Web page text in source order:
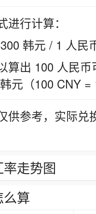
行计算：
韩元 / 1 人民
算出 100 人民
元（100 CNY =
供参考，实际
走势图
算